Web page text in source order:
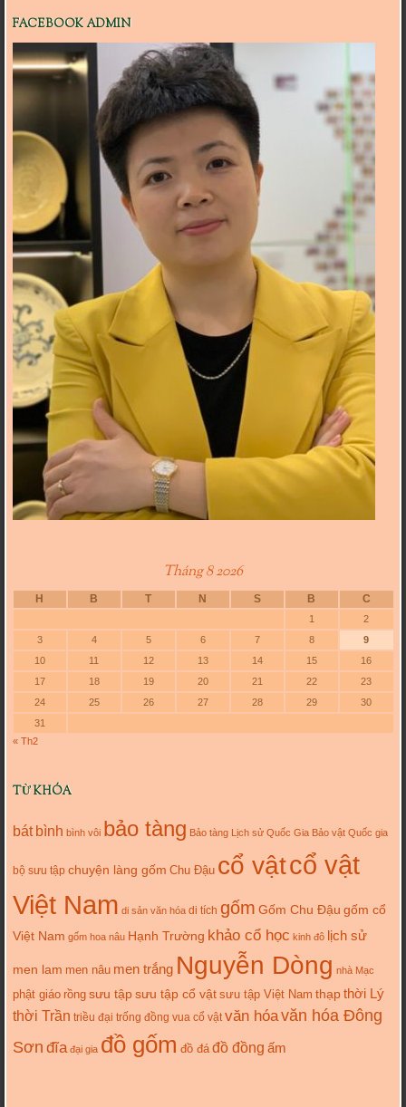
FACEBOOK ADMIN
Tháng 8 2026
H B T N S B C
1
2
3
4 5 6 7 8
9
10
11 12 13 14 15
16
17
18 19 20 21 22
23
24
25 26 27 28 29
30
31
« Th2
TỪ KHÓA
bát bình bình vôi bảo tàng Bảo tàng Lịch sử Quốc Gia Bảo vật Quốc gia
bộ sưu tập chuyện làng gốm Chu Đậu cổ vậtcổ vật
Việt Nam di sản văn hóa di tích gốm Gốm Chu Đậu gốm cổ
Việt Nam gốm hoa nâu Hạnh Trường khảo cổ học kinh đô lịch sử
men lam men nâu men trắng Nguyễn Dòng nhà Mạc
phật giáo rồng sưu tập sưu tập cổ vật sưu tập Việt Nam thạp thời Lý
thời Trần triều đại trống đồng vua cổ vật văn hóavăn hóa Đông
Sơn đĩa đại gia đồ gốm đồ đá đồ đồng ấm